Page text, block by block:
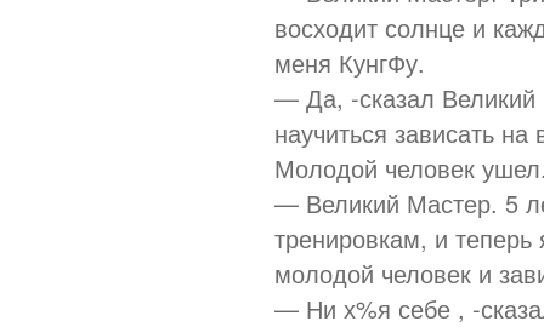
восходит солнце и
меня КунгФу.
— Да, -сказал
научиться зависать
Молодой человек
— Великий Мастер. 5
тренировкам, и
молодой человек и
— Ни х%я себе , -